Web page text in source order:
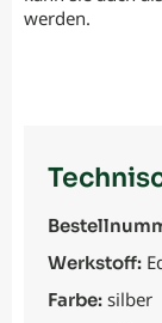
werden.
Werkstoff:
Farbe: silber